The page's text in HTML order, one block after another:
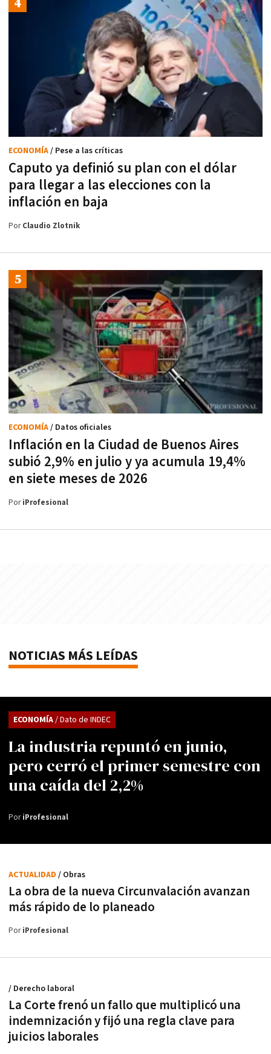
Caputo ya definió su plan con el dólar
para llegar a las elecciones con la
inflación en baja
ECONOMÍA/ Pese a las críticas
PorClaudio Zlotnik
Inflación en la Ciudad de Buenos Aires
subió 2,9% en julio y ya acumula 19,4%
en siete meses de 2026
ECONOMÍA/ Datos oficiales
PoriProfesional
NOTICIAS MÁS LEÍDAS
La industria repuntó en junio,
pero cerró el primer semestre con
una caída del 2,2%
ECONOMÍA/ Dato de INDEC
PoriProfesional
La obra de la nueva Circunvalación avanzan
más rápido de lo planeado
ACTUALIDAD / Obras
PoriProfesional
La Corte frenó un fallo que multiplicó una
indemnización y fijó una regla clave para
juicios laborales
/ Derecho laboral